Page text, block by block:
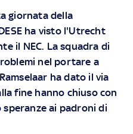
giornata della
ha visto l'Utrecht
il NEC. La squadra di
nel portare a
ha dato il via
fine hanno chiuso con
ai padroni di